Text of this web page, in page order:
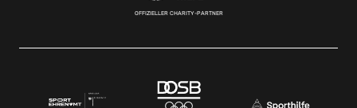
OFFIZIELLER CHARITY-PARTNER